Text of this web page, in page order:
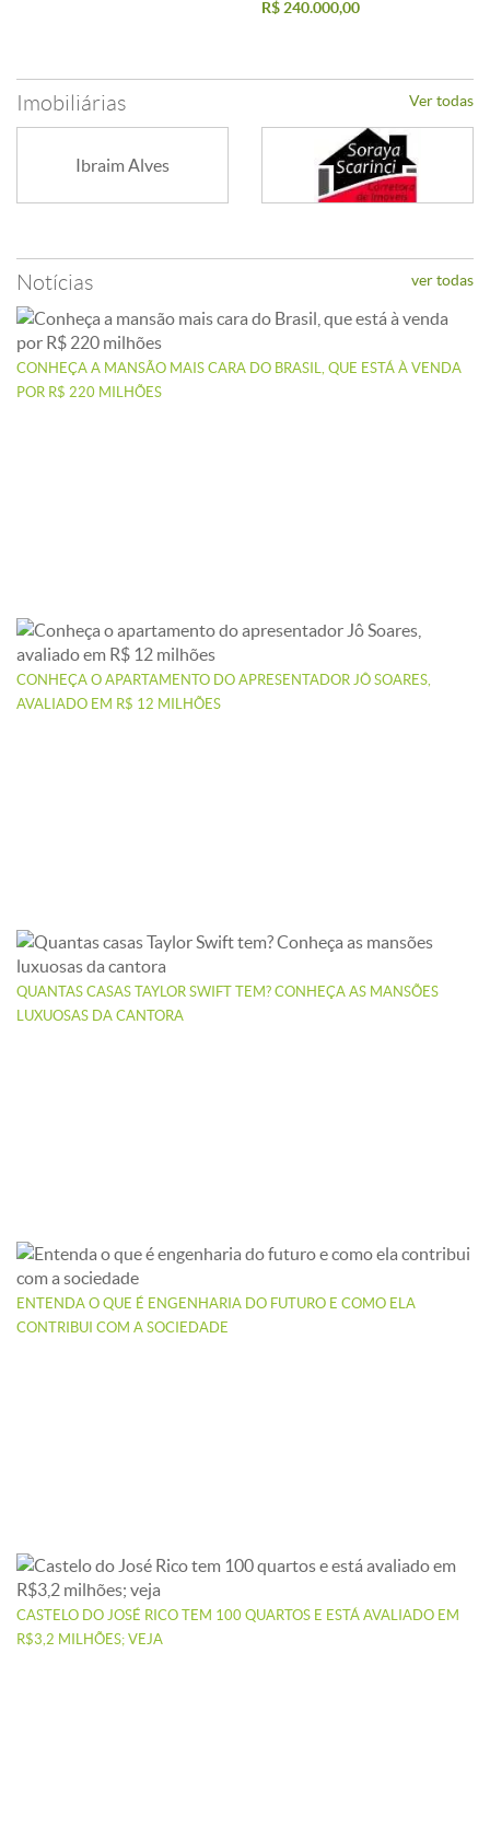
R$ 240.000,00
Imobiliárias Ver todas
Ibraim Alves
Notícias ver todas
CONHEÇA A MANSÃO MAIS CARA DO BRASIL, QUE ESTÁ À VENDA
POR R$ 220 MILHÕES
CONHEÇA O APARTAMENTO DO APRESENTADOR JÔ SOARES,
AVALIADO EM R$ 12 MILHÕES
QUANTAS CASAS TAYLOR SWIFT TEM? CONHEÇA AS MANSÕES
LUXUOSAS DA CANTORA
ENTENDA O QUE É ENGENHARIA DO FUTURO E COMO ELA
CONTRIBUI COM A SOCIEDADE
CASTELO DO JOSÉ RICO TEM 100 QUARTOS E ESTÁ AVALIADO EM
R$3,2 MILHÕES; VEJA